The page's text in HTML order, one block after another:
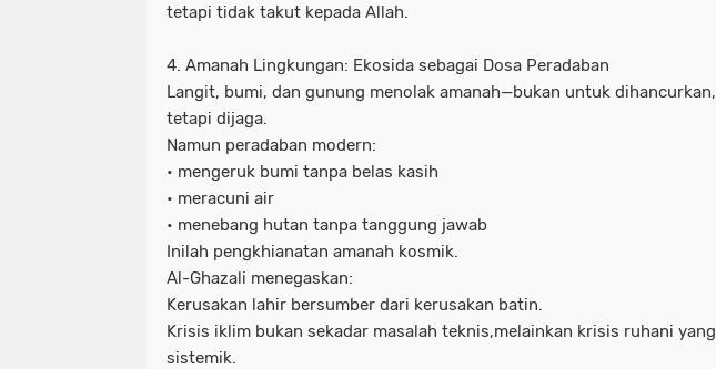
tetapi tidak takut kepada Allah.
4. Amanah Lingkungan: Ekosida sebagai Dosa Peradaban
Langit, bumi, dan gunung menolak amanah—bukan untuk dihancurkan,
tetapi dijaga.
Namun peradaban modern:
• mengeruk bumi tanpa belas kasih
• meracuni air
• menebang hutan tanpa tanggung jawab
Inilah pengkhianatan amanah kosmik.
Al-Ghazali menegaskan:
Kerusakan lahir bersumber dari kerusakan batin.
Krisis iklim bukan sekadar masalah teknis,melainkan krisis ruhani yang
sistemik.